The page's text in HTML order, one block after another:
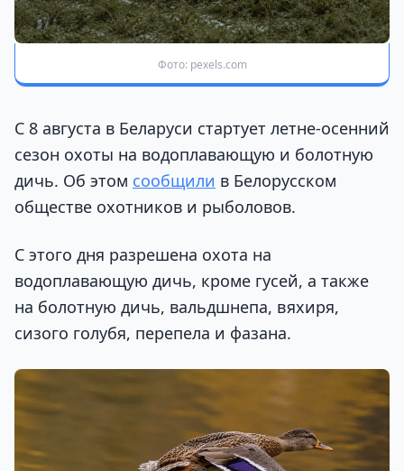
Фото: pexels.com
С 8 августа в Беларуси стартует летне-осенний
сезон охоты на водоплавающую и болотную
дичь. Об этом сообщили в Белорусском
обществе охотников и рыболовов.
С этого дня разрешена охота на
водоплавающую дичь, кроме гусей, а также
на болотную дичь, вальдшнепа, вяхиря,
сизого голубя, перепела и фазана.